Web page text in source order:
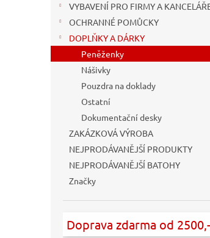
VYBAVENÍ PRO FIRMY A
OCHRANNÉ POMŮCKY
DOPLŇKY A DÁRKY
Peněženky
Nášivky
Pouzdra na doklady
Ostatní
Dokumentační desky
ZAKÁZKOVÁ VÝROBA
NEJPRODÁVANĚJŠÍ PRODUKTY
NEJPRODÁVANĚJŠÍ BATOHY
Značky
Doprava zdarma od 2500,-